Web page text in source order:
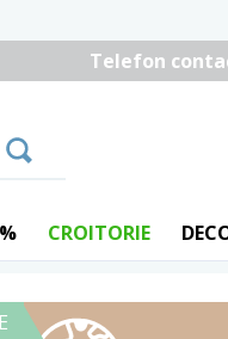
Telefon
CROITORIE